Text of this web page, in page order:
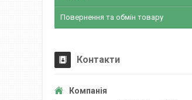
Повернення та обмін товару
Контакти